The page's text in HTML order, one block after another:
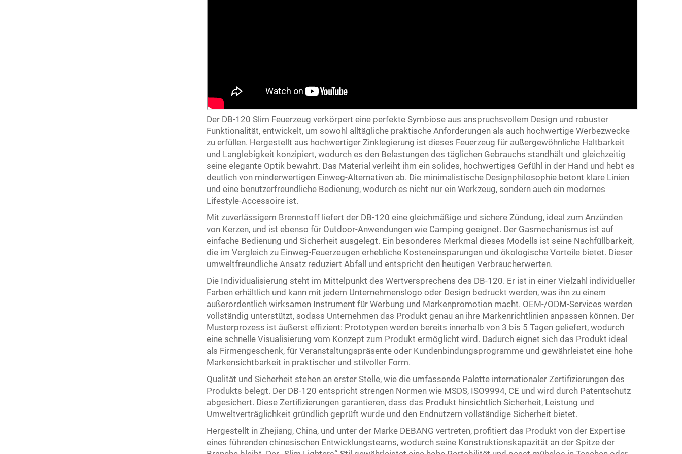
Der DB-120 Slim Feuerzeug verkörpert eine perfekte Symbiose aus anspruchsvollem Design und robuster
Funktionalität, entwickelt, um sowohl alltägliche praktische Anforderungen als auch hochwertige Werbezwecke
zu erfüllen. Hergestellt aus hochwertiger Zinklegierung ist dieses Feuerzeug für außergewöhnliche Haltbarkeit
und Langlebigkeit konzipiert, wodurch es den Belastungen des täglichen Gebrauchs standhält und gleichzeitig
seine elegante Optik bewahrt. Das Material verleiht ihm ein solides, hochwertiges Gefühl in der Hand und hebt es
deutlich von minderwertigen Einweg-Alternativen ab. Die minimalistische Designphilosophie betont klare Linien
und eine benutzerfreundliche Bedienung, wodurch es nicht nur ein Werkzeug, sondern auch ein modernes
Lifestyle-Accessoire ist.
Mit zuverlässigem Brennstoff liefert der DB-120 eine gleichmäßige und sichere Zündung, ideal zum Anzünden
von Kerzen, und ist ebenso für Outdoor-Anwendungen wie Camping geeignet. Der Gasmechanismus ist auf
einfache Bedienung und Sicherheit ausgelegt. Ein besonderes Merkmal dieses Modells ist seine Nachfüllbarkeit,
die im Vergleich zu Einweg-Feuerzeugen erhebliche Kosteneinsparungen und ökologische Vorteile bietet. Dieser
umweltfreundliche Ansatz reduziert Abfall und entspricht den heutigen Verbraucherwerten.
Die Individualisierung steht im Mittelpunkt des Wertversprechens des DB-120. Er ist in einer Vielzahl individueller
Farben erhältlich und kann mit jedem Unternehmenslogo oder Design bedruckt werden, was ihn zu einem
außerordentlich wirksamen Instrument für Werbung und Markenpromotion macht. OEM-/ODM-Services werden
vollständig unterstützt, sodass Unternehmen das Produkt genau an ihre Markenrichtlinien anpassen können. Der
Musterprozess ist äußerst effizient: Prototypen werden bereits innerhalb von 3 bis 5 Tagen geliefert, wodurch
eine schnelle Visualisierung vom Konzept zum Produkt ermöglicht wird. Dadurch eignet sich das Produkt ideal
als Firmengeschenk, für Veranstaltungspräsente oder Kundenbindungsprogramme und gewährleistet eine hohe
Markensichtbarkeit in praktischer und stilvoller Form.
Qualität und Sicherheit stehen an erster Stelle, wie die umfassende Palette internationaler Zertifizierungen des
Produkts belegt. Der DB-120 entspricht strengen Normen wie MSDS, ISO9994, CE und wird durch Patentschutz
abgesichert. Diese Zertifizierungen garantieren, dass das Produkt hinsichtlich Sicherheit, Leistung und
Umweltverträglichkeit gründlich geprüft wurde und den Endnutzern vollständige Sicherheit bietet.
Hergestellt in Zhejiang, China, und unter der Marke DEBANG vertreten, profitiert das Produkt von der Expertise
eines führenden chinesischen Entwicklungsteams, wodurch seine Konstruktionskapazität an der Spitze der